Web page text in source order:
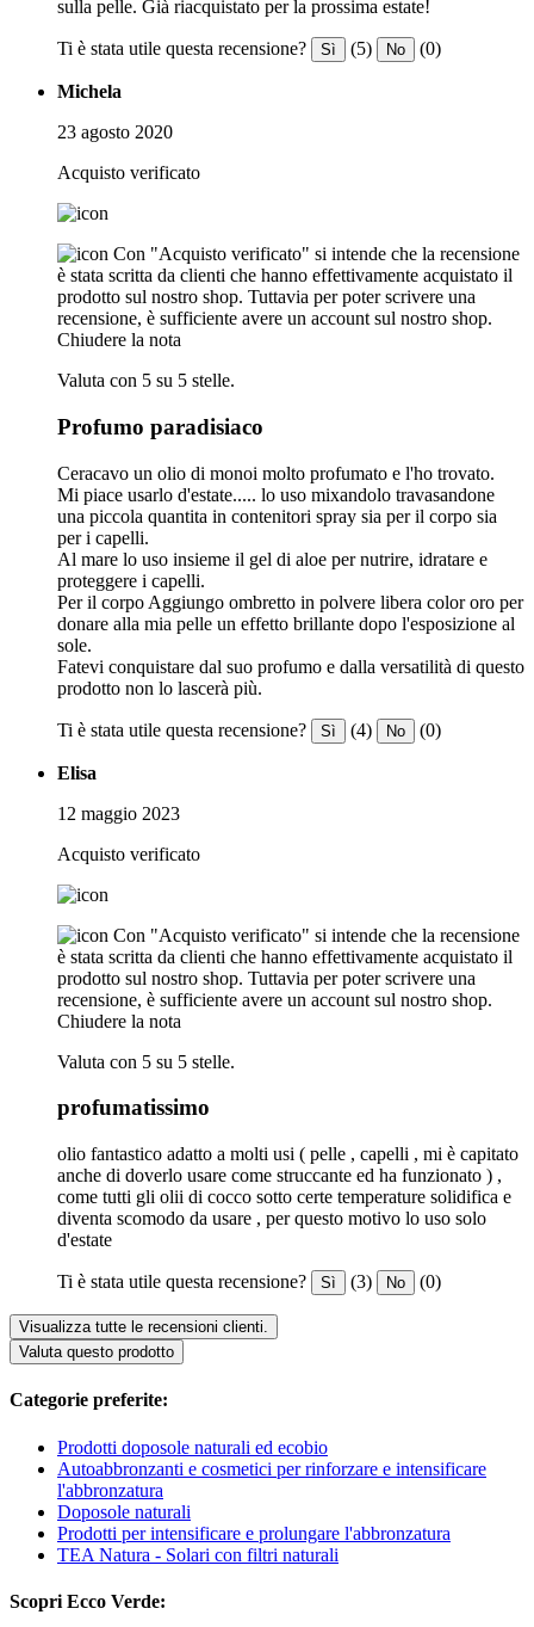
sulla pelle. Già riacquistato per la prossima estate!
Ti è stata utile questa recensione? Sì (5) No (0)
Michela
23 agosto 2020
Acquisto verificato
Con "Acquisto verificato" si intende che la recensione
è stata scritta da clienti che hanno effettivamente acquistato il
prodotto sul nostro shop. Tuttavia per poter scrivere una
recensione, è sufficiente avere un account sul nostro shop.
Chiudere la nota
Valuta con 5 su 5 stelle.
Profumo paradisiaco
Ceracavo un olio di monoi molto profumato e l'ho trovato.
Mi piace usarlo d'estate..... lo uso mixandolo travasandone
una piccola quantita in contenitori spray sia per il corpo sia
per i capelli.
Al mare lo uso insieme il gel di aloe per nutrire, idratare e
proteggere i capelli.
Per il corpo Aggiungo ombretto in polvere libera color oro per
donare alla mia pelle un effetto brillante dopo l'esposizione al
sole.
Fatevi conquistare dal suo profumo e dalla versatilità di questo
prodotto non lo lascerà più.
Ti è stata utile questa recensione? Sì (4) No (0)
Elisa
12 maggio 2023
Acquisto verificato
Con "Acquisto verificato" si intende che la recensione
è stata scritta da clienti che hanno effettivamente acquistato il
prodotto sul nostro shop. Tuttavia per poter scrivere una
recensione, è sufficiente avere un account sul nostro shop.
Chiudere la nota
Valuta con 5 su 5 stelle.
profumatissimo
olio fantastico adatto a molti usi ( pelle , capelli , mi è capitato
anche di doverlo usare come struccante ed ha funzionato ) ,
come tutti gli olii di cocco sotto certe temperature solidifica e
diventa scomodo da usare , per questo motivo lo uso solo
d'estate
Ti è stata utile questa recensione? Sì (3) No (0)
Visualizza tutte le recensioni clienti.
Valuta questo prodotto
Categorie preferite:
Prodotti doposole naturali ed ecobio
Autoabbronzanti e cosmetici per rinforzare e intensificare
l'abbronzatura
Doposole naturali
Prodotti per intensificare e prolungare l'abbronzatura
TEA Natura - Solari con filtri naturali
Scopri Ecco Verde: